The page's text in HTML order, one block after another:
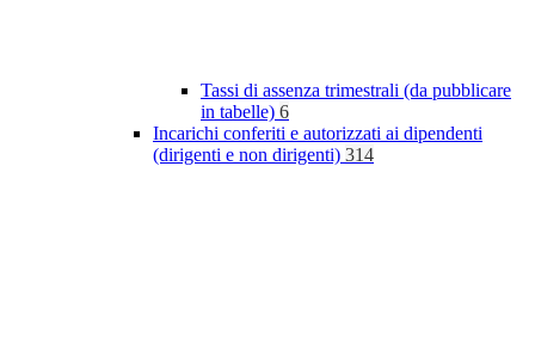
Tassi di assenza trimestrali (da pubblicare
in tabelle) 6
Incarichi conferiti e autorizzati ai dipendenti
(dirigenti e non dirigenti) 314